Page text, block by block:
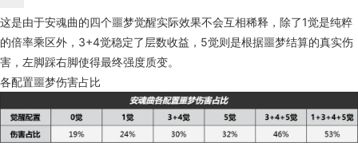
这是由于安魂曲的四个噩梦觉醒实际效果不会互相稀释，除了1觉是纯粹
的倍率乘区外，3+4觉稳定了层数收益，5觉则是根据噩梦结算的真实伤
害，左脚踩右脚使得最终强度质变。
各配置噩梦伤害占比